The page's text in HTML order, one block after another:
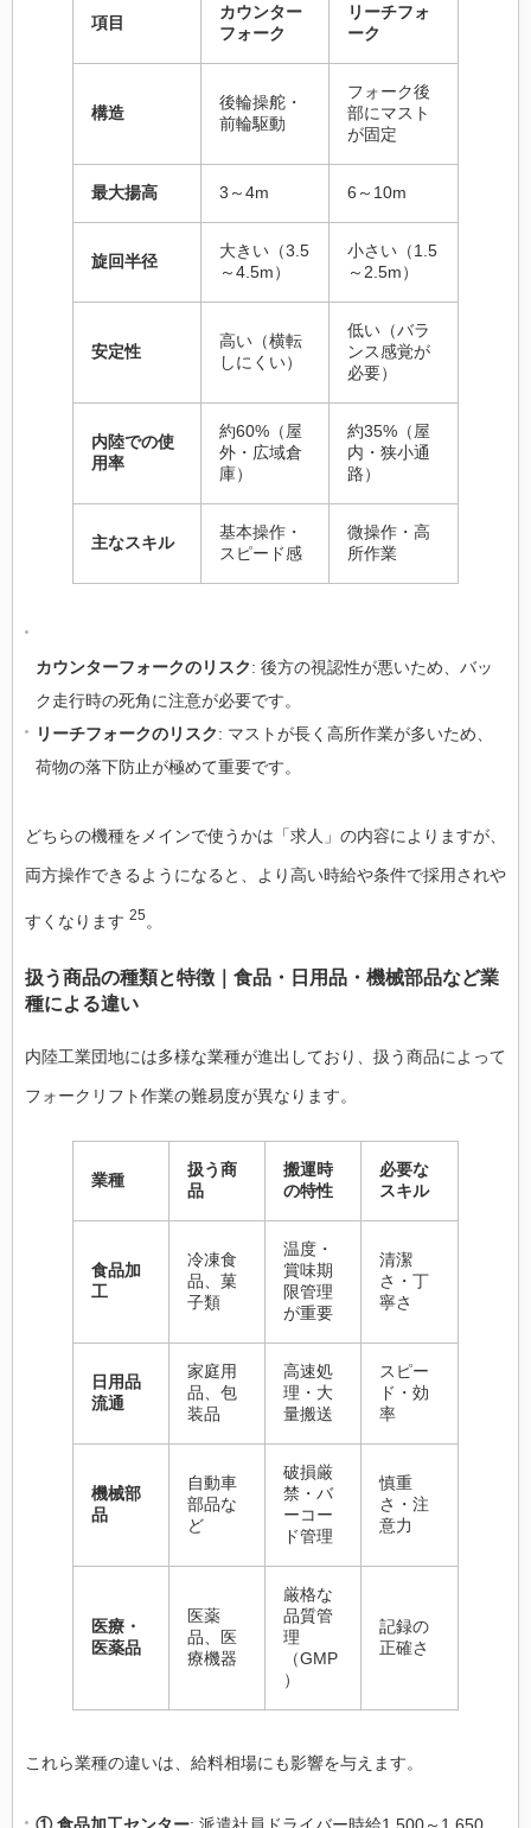
項目
カウンター
フォーク
リーチフォ
ーク
構造
後輪操舵・
前輪駆動
フォーク後
部にマスト
が固定
最大揚高 3～4m 6～10m
旋回半径
大きい（3.5
～4.5m）
小さい（1.5
～2.5m）
安定性
高い（横転
しにくい）
低い（バラ
ンス感覚が
必要）
内陸での使
用率
約60%（屋
外・広域倉
庫）
約35%（屋
内・狭小通
路）
主なスキル
基本操作・
スピード感
微操作・高
所作業
カウンターフォークのリスク: 後方の視認性が悪いため、バッ
ク走行時の死角に注意が必要です。
リーチフォークのリスク: マストが長く高所作業が多いため、
荷物の落下防止が極めて重要です。
どちらの機種をメインで使うかは「求人」の内容によりますが、
両方操作できるようになると、より高い時給や条件で採用されや
すくなります 25 。
扱う商品の種類と特徴｜食品・日用品・機械部品など業
種による違い
内陸工業団地には多様な業種が進出しており、扱う商品によって
フォークリフト作業の難易度が異なります。
業種
扱う商
品
搬運時
の特性
必要な
スキル
食品加
工
冷凍食
品、菓
子類
温度・
賞味期
限管理
が重要
清潔
さ・丁
寧さ
日用品
流通
家庭用
品、包
装品
高速処
理・大
量搬送
スピー
ド・効
率
機械部
品
自動車
部品な
ど
破損厳
禁・バ
ーコー
ド管理
慎重
さ・注
意力
医療・
医薬品
医薬
品、医
療機器
厳格な
品質管
理
（GMP
）
記録の
正確さ
これら業種の違いは、給料相場にも影響を与えます。
① 食品加工センター: 派遣社員ドライバー時給1,500～1,650